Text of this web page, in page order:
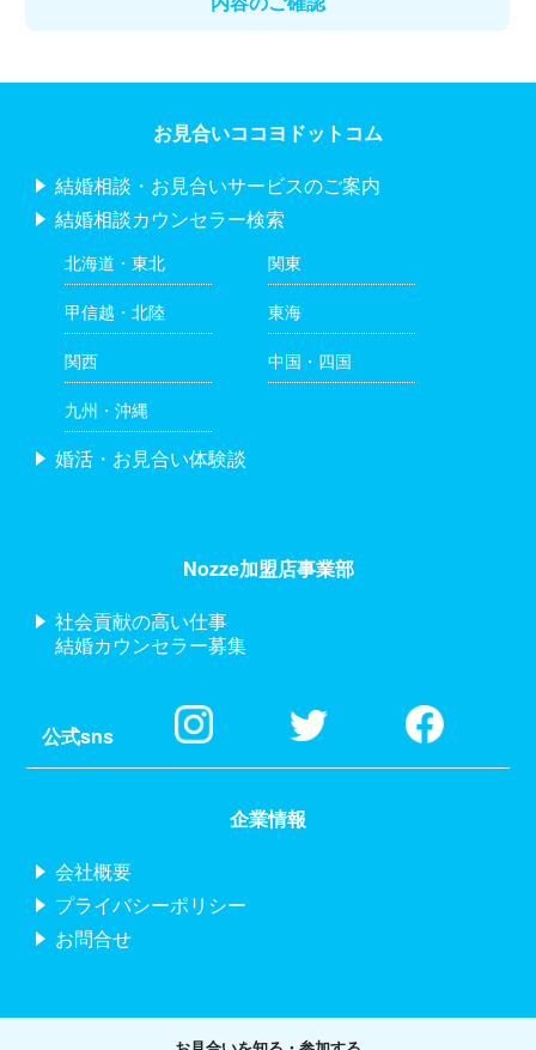
お見合いココヨドットコム
結婚相談・お見合いサービスのご案内
結婚相談カウンセラー検索
北海道・東北 関東
甲信越・北陸 東海
関西 中国・四国
九州・沖縄
婚活・お見合い体験談
Nozze加盟店事業部
社会貢献の高い仕事
結婚カウンセラー募集
公式sns
企業情報
会社概要
プライバシーポリシー
お問合せ